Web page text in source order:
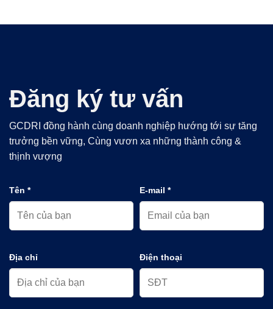
Đăng ký tư vấn
GCDRI đồng hành cùng doanh nghiệp hướng tới sự tăng
trưởng bền vững, Cùng vươn xa những thành công &
thịnh vượng
Tên * E-mail *
Địa chỉ Điện thoại